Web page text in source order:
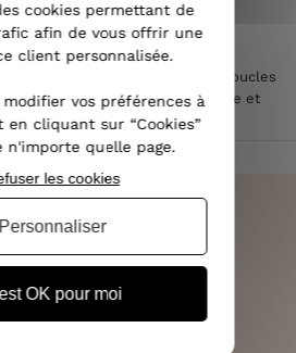
Boucles
d'oreilles LOL Quadriloplo rouge et
DÈS 70€
cookies permettant de
afin de vous offrir une
client personnalisée.
modifier vos préférences à
cliquant sur “Cookies”
n'importe quelle page.
OK pour moi
les cookies
Personnaliser